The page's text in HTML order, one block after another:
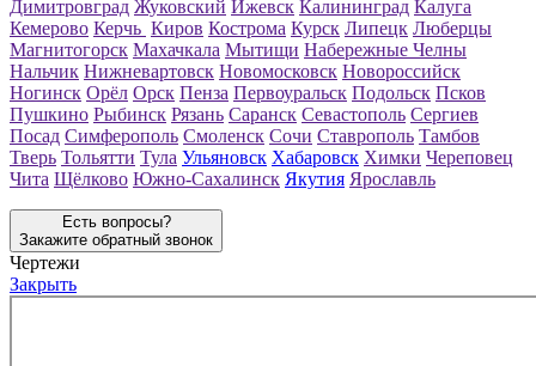
Димитровград Жуковский Ижевск Калининград Калуга
Кемерово Керчь Киров Кострома Курск Липецк Люберцы
Магнитогорск Махачкала Мытищи Набережные Челны
Нальчик Нижневартовск Новомосковск Новороссийск
Ногинск Орёл Орск Пенза Первоуральск Подольск Псков
Пушкино Рыбинск Рязань Саранск Севастополь Сергиев
Посад Симферополь Смоленск Сочи Ставрополь Тамбов
Тверь Тольятти Тула Ульяновск Хабаровск Химки Череповец
Чита Щёлково Южно-Сахалинск Якутия Ярославль
Есть вопросы?
Закажите обратный звонок
Чертежи
Закрыть